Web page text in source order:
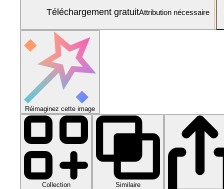
Téléchargement gratuitAttribution nécessaire
Réimaginez cette image
Collection Similaire